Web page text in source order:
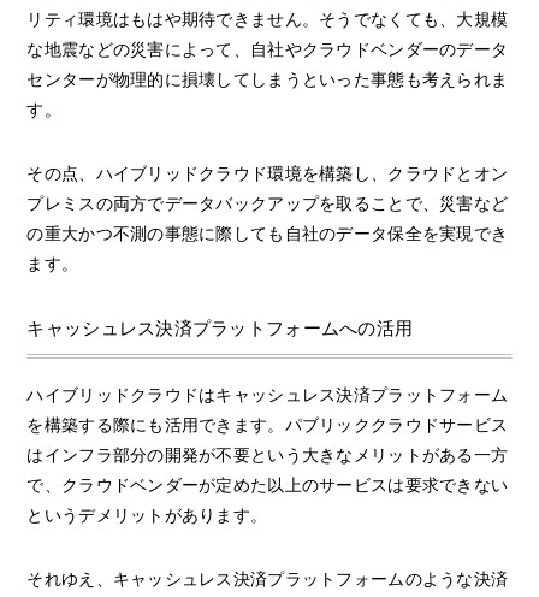
リティ環境はもはや期待できません。そうでなくても、大規模
な地震などの災害によって、自社やクラウドベンダーのデータ
センターが物理的に損壊してしまうといった事態も考えられま
す。
その点、ハイブリッドクラウド環境を構築し、クラウドとオン
プレミスの両方でデータバックアップを取ることで、災害など
の重大かつ不測の事態に際しても自社のデータ保全を実現でき
ます。
キャッシュレス決済プラットフォームへの活用
ハイブリッドクラウドはキャッシュレス決済プラットフォーム
を構築する際にも活用できます。パブリッククラウドサービス
はインフラ部分の開発が不要という大きなメリットがある一方
で、クラウドベンダーが定めた以上のサービスは要求できない
というデメリットがあります。
それゆえ、キャッシュレス決済プラットフォームのような決済